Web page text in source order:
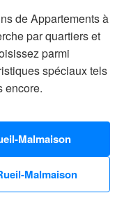
de Appartements à
par quartiers et
parmi
spéciaux tels
encore.
Malmaison
Malmaison